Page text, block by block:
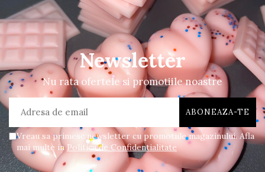
Newsletter
Nu rata ofertele si promotiile noastre
Vreau sa primesc newsletter cu promotiile magazinului. Afla
mai multe inPolitica de Confidentialitate